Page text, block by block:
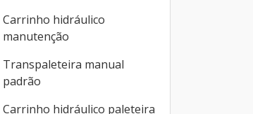
Carrinho hidráulico
manutenção
Transpaleteira manual
padrão
Carrinho hidráulico paleteira